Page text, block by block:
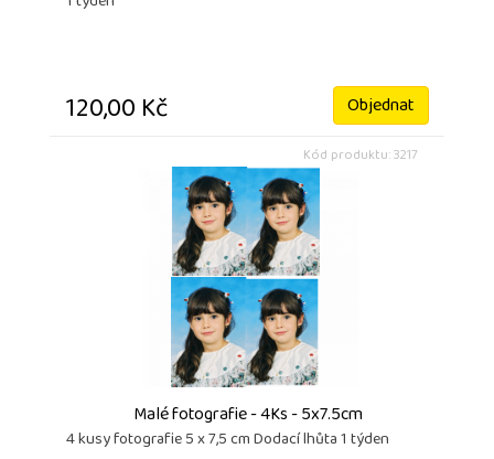
120,00 Kč Objednat
Kód produktu: 3217
Malé fotografie - 4Ks - 5x7.5cm
4 kusy fotografie 5 x 7,5 cm Dodací lhůta 1 týden